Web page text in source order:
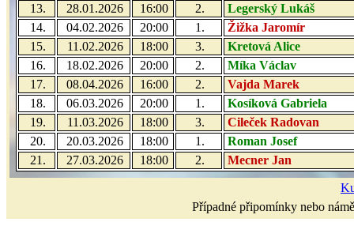
13.
28.01.2026 16:00 2.
Legerský Lukáš
14.
04.02.2026 20:00 1.
Žižka Jaromír
15.
11.02.2026 18:00 3.
Kretová Alice
16.
18.02.2026 20:00 2.
Míka Václav
17.
08.04.2026 16:00 2.
Vajda Marek
18.
06.03.2026 20:00 1.
Kosíková Gabriela
19.
11.03.2026 18:00 3.
Cileček Radovan
20.
20.03.2026 18:00 1.
Roman Josef
21.
27.03.2026 18:00 2. Mecner Jan
Případné připomínky nebo